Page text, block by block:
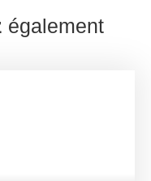
également